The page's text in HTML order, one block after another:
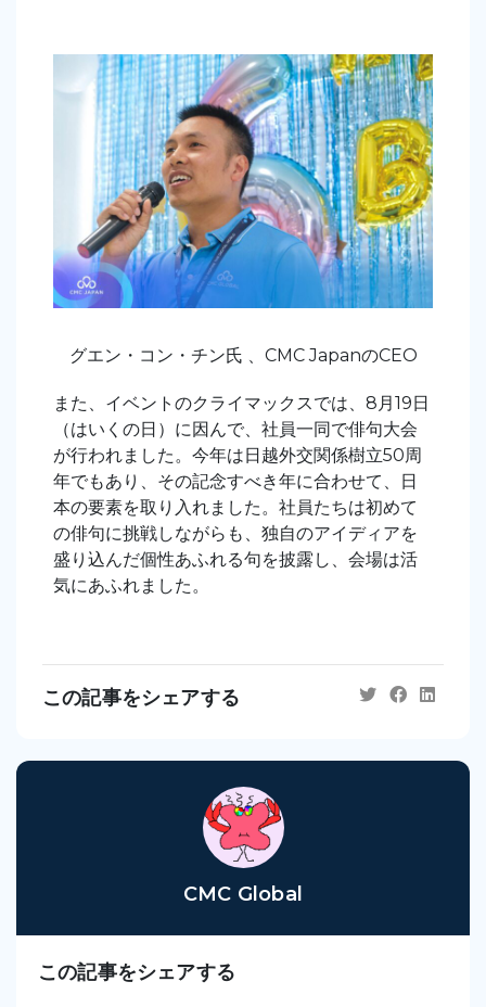
グエン・コン・チン氏 、CMC JapanのCEO
また、イベントのクライマックスでは、8月19日
（はいくの日）に因んで、社員一同で俳句大会
が行われました。今年は日越外交関係樹立50周
年でもあり、その記念すべき年に合わせて、日
本の要素を取り入 れました。社員たちは初めて
の俳句に挑戦しながらも、独自のアイディアを
盛り込んだ個性あふれる句を披露し、会場は活
気にあふれました。
この記事をシェアする
CMC Global
この記事をシェアする